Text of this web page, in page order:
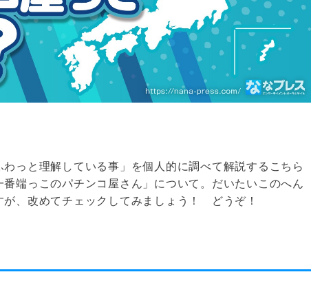
っと理解している事」を個人的に調べて解説するこちら
端っこのパチンコ屋さん」について。だいたいこのへん
、改めてチェックしてみましょう！ どうぞ！